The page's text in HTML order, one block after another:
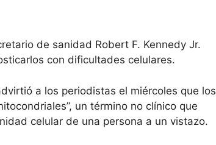
de sanidad Robert F. Kennedy Jr.
con dificultades celulares.
a los periodistas el miércoles que los
un término no clínico que
celular de una persona a un vistazo.